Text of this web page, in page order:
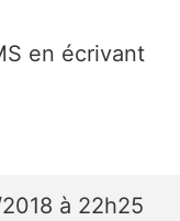
en écrivant
à 22h25